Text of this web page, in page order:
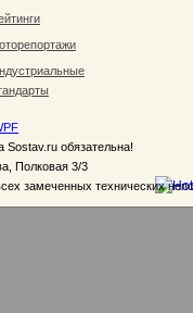
Sostav.ru обязательна!
Полковая 3/3
замеченных технических